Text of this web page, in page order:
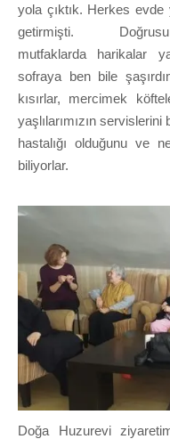
yola çıktık. Herkes evde
getirmişti.
mutfaklarda harikalar
sofraya ben bile
kısırlar, mercimek
yaşlılarımızın servislerini
hastalığı olduğunu ve
biliyorlar.
Doğa Huzurevi